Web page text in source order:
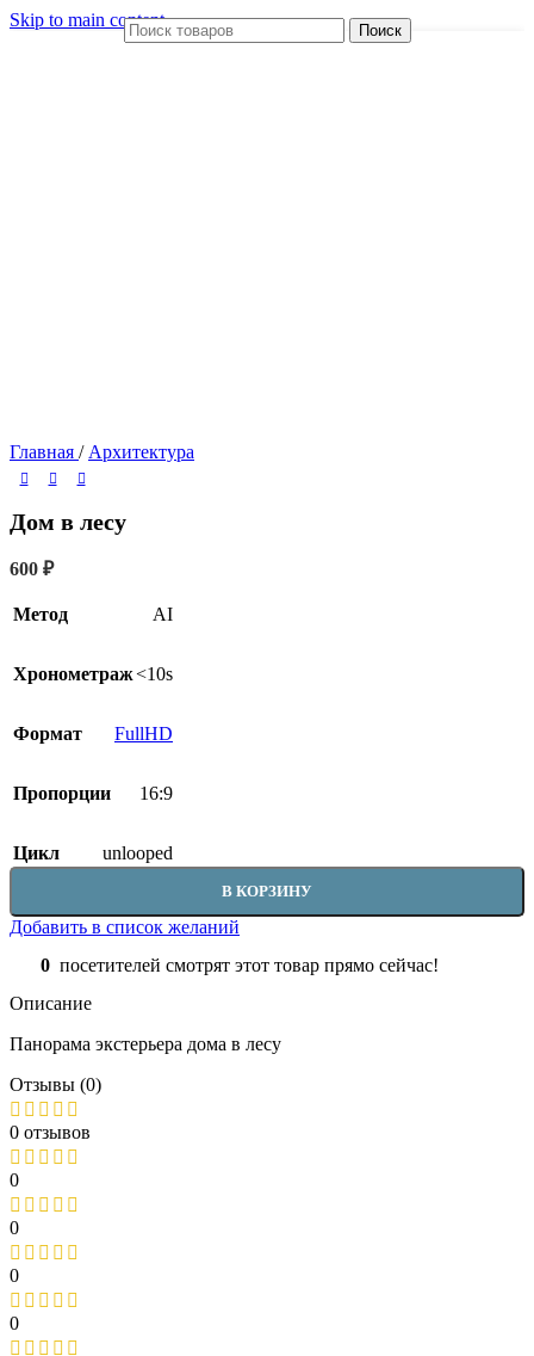
Skip to main content
Поиск
Главная / Архитектура
Дом в лесу
600 ₽
Метод AI
Хронометраж<10s
Формат FullHD
Пропорции 16:9
Цикл unlooped
В КОРЗИНУ
Добавить в список желаний
0 посетителей смотрят этот товар прямо сейчас!
Описание
Панорама экстерьера дома в лесу
Отзывы (0)
0 отзывов
0
0
0
0